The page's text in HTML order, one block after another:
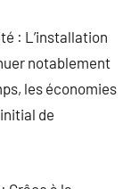
: L’installation
notablement
les économies
de